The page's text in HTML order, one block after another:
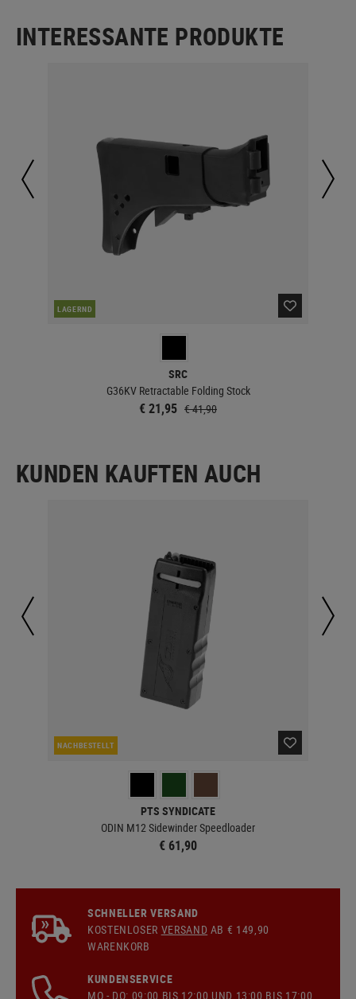
INTERESSANTE PRODUKTE
LAGERND
SRC
G36KV Retractable Folding Stock
€ 21,95 € 41,90
KUNDEN KAUFTEN AUCH
NACHBESTELLT
PTS SYNDICATE
ODIN M12 Sidewinder Speedloader
€ 61,90
SCHNELLER VERSAND
KOSTENLOSER VERSAND AB € 149,90
WARENKORB
KUNDENSERVICE
MO - DO: 09:00 BIS 12:00 UND 13:00 BIS 17:00